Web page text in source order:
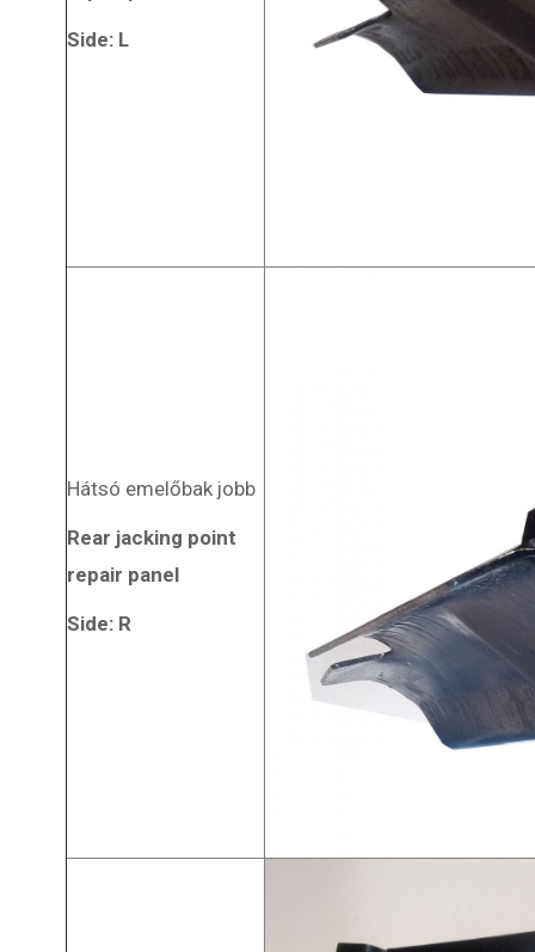
+36 (66) 448-706
info@szaboautomuvek.hu
Side: L
Hátsó emelőbak jobb
Rear jacking point
repair panel
Side: R